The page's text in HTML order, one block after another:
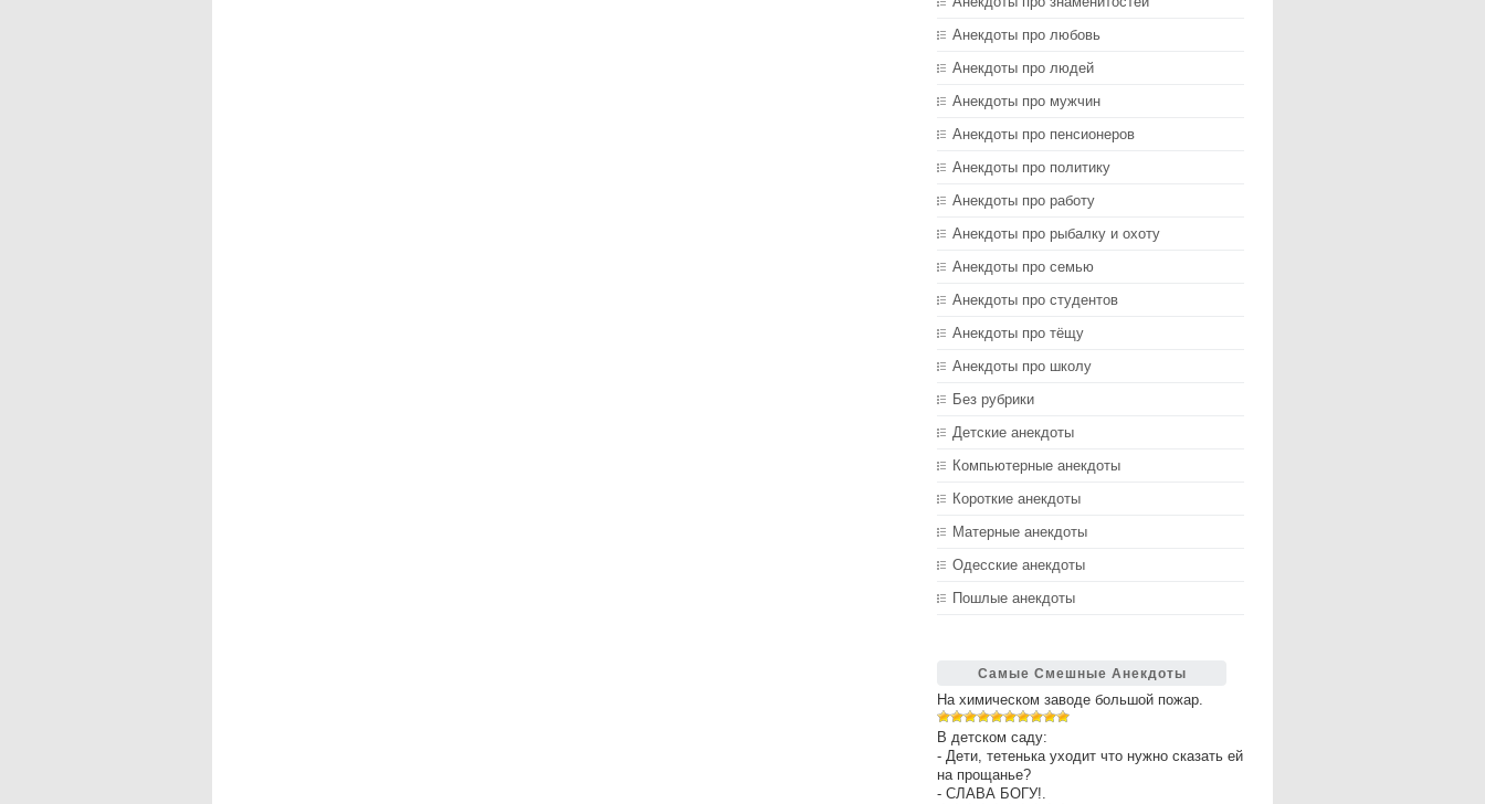
Анекдоты про любовь
Анекдоты про людей
Анекдоты про мужчин
Анекдоты про пенсионеров
Анекдоты про политику
Анекдоты про работу
Анекдоты про рыбалку и охоту
Анекдоты про семью
Анекдоты про студентов
Анекдоты про тёщу
Анекдоты про школу
Без рубрики
Детские анекдоты
Компьютерные анекдоты
Короткие анекдоты
Матерные анекдоты
Одесские анекдоты
Пошлые анекдоты
Самые Смешные Анекдоты
На химическом заводе большой пожар.
В детском саду:
- Дети, тетенька уходит что нужно сказать ей
на прощанье?
- СЛАВА БОГУ!.